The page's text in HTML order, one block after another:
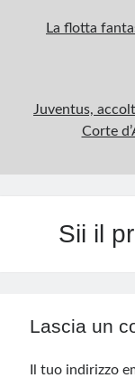
La flotta
Juventus,
Corte
Sii il
Lascia un
Il tuo indirizzo